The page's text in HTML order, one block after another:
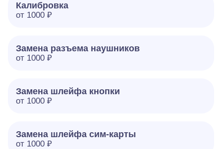
Калибровка
от 1000 ₽
Замена разъема наушников
от 1000 ₽
Замена шлейфа кнопки
от 1000 ₽
Замена шлейфа сим-карты
от 1000 ₽